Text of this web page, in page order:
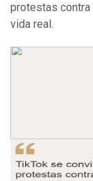
protestas contra
vida real.